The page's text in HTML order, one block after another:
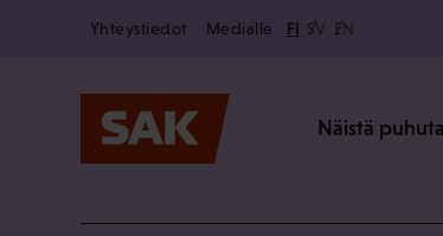
Secondary
Yhteystiedot Medialle FI SV EN
Näistä